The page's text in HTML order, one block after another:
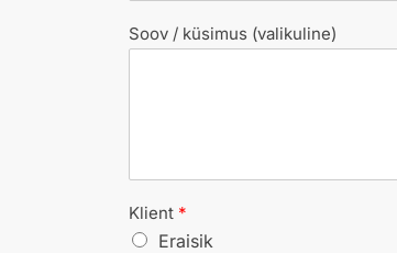
Soov / küsimus (valikuline)
Klient *
Eraisik